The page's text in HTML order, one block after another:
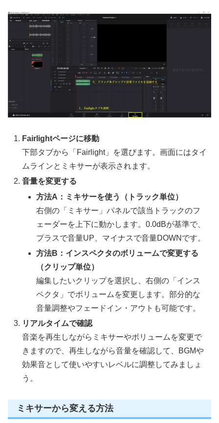
Fairlightページに移動
下部タブから「Fairlight」を選びます。画面にはタイ
ムラインとミキサーが表示されます。
音量を変更する
方法A：ミキサーを使う（トラック単位）
右側の「ミキサー」パネルで該当トラックのフ
ェーダーを上下に動かします。0.0dBが基準で、
プラスで音量UP、マイナスで音量DOWNです。
方法B：インスペクタのボリュームで変更する
（クリップ単位）
編集したいクリップを選択し、右側の「インス
ペクタ」でボリュームを変更します。部分的な
音量調整やフェードイン・アウトも可能です。
リアルタイムで確認
音楽を再生しながらミキサーやボリュームを変更で
きますので、再生しながら音量を確認して、BGMや
効果音として使いやすいレベルに調整してみましょ
う。
ミキサーから変える方法